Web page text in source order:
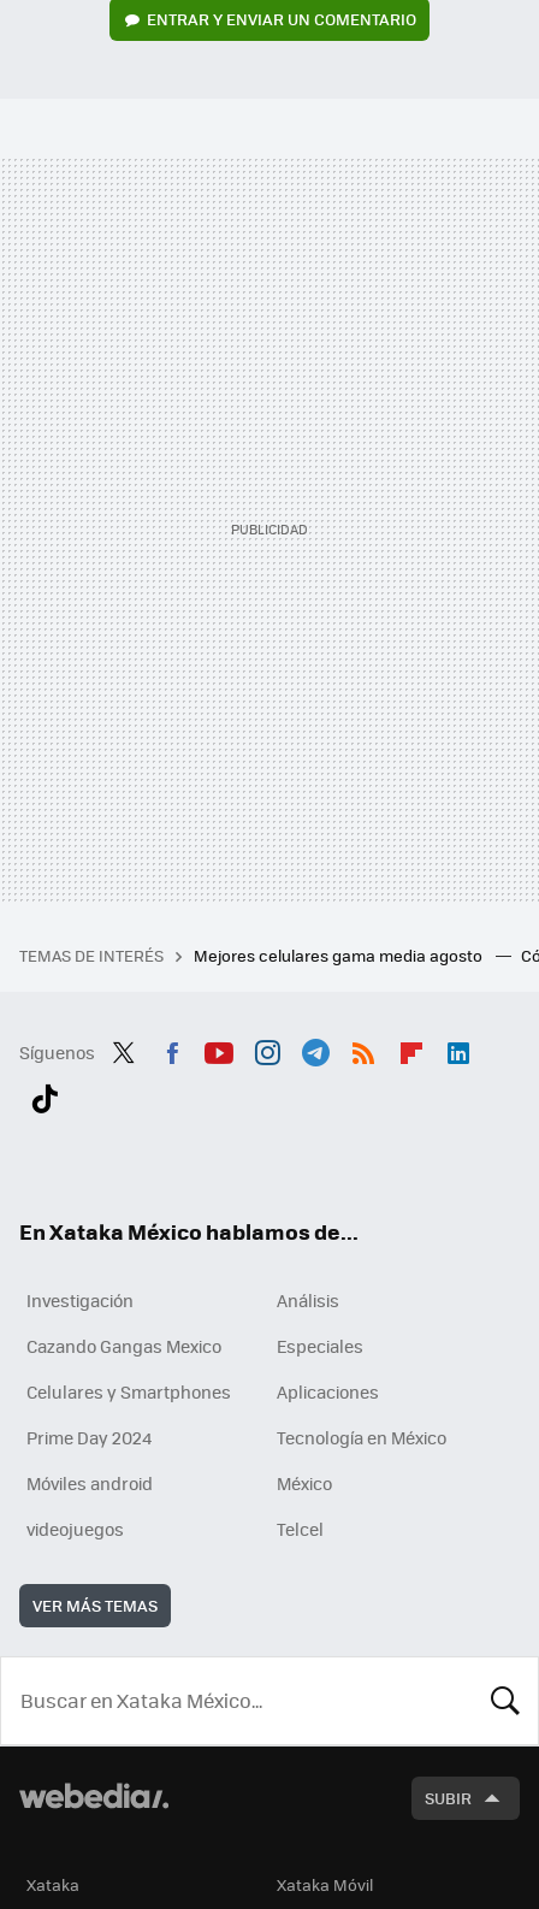
ENTRAR Y ENVIAR UN COMENTARIO
TEMAS DE INTERÉS Mejores celulares gama media agosto
Síguenos
En Xataka México hablamos de...
Investigación
Análisis
Cazando Gangas Mexico
Especiales
Celulares y Smartphones
Aplicaciones
Prime Day 2024
Tecnología en México
Móviles android
México
videojuegos
Telcel
VER MÁS TEMAS
SUBIR
Xataka Xataka Móvil